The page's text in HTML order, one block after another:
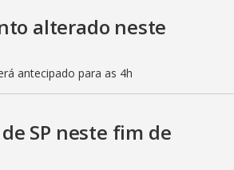
alterado neste
antecipado para as 4h
SP neste fim de